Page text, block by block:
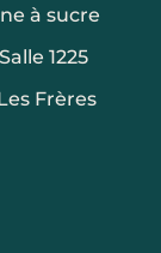
à sucre
1225
Frères